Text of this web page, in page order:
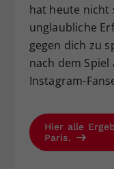
hat heute nicht
unglaubliche
gegen dich zu
nach dem
Instagram-
Hier alle
Paris.